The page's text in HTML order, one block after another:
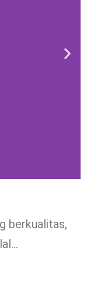
berkualitas,